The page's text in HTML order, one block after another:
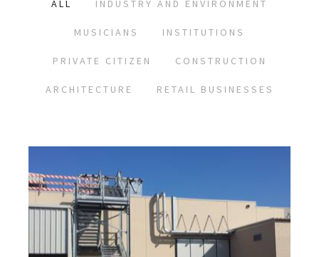
ALL INDUSTRY AND ENVIRONMENT
MUSICIANS INSTITUTIONS
PRIVATE CITIZEN CONSTRUCTION
ARCHITECTURE RETAIL BUSINESSES